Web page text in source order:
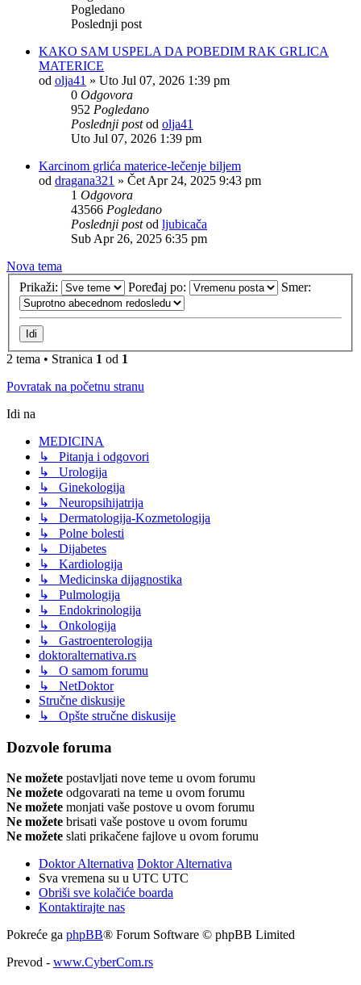
Pogledano
Poslednji post
KAKO SAM USPELA DA POBEDIM RAK GRLICA
MATERICE
od olja41 » Uto Jul 07, 2026 1:39 pm
0 Odgovora
952 Pogledano
Poslednji postod olja41
Uto Jul 07, 2026 1:39 pm
Karcinom grlića materice-lečenje biljem
od dragana321 » Čet Apr 24, 2025 9:43 pm
1 Odgovora
43566 Pogledano
Poslednji postod ljubicača
Sub Apr 26, 2025 6:35 pm
Nova tema
Prikaži:
Poređaj po: Smer:
2 tema • Stranica 1 od 1
Povratak na početnu stranu
Idi na
MEDICINA
↳ Pitanja i odgovori
↳ Urologija
↳ Ginekologija
↳ Neuropsihijatrija
↳ Dermatologija-Kozmetologija
↳ Polne bolesti
↳ Dijabetes
↳ Kardiologija
↳ Medicinska dijagnostika
↳ Pulmologija
↳ Endokrinologija
↳ Onkologija
↳ Gastroenterologija
doktoralternativa.rs
↳ O samom forumu
↳ NetDoktor
Stručne diskusije
↳ Opšte stručne diskusije
Dozvole foruma
Ne možete postavljati nove teme u ovom forumu
Ne možete odgovarati na teme u ovom forumu
Ne možete monjati vaše postove u ovom forumu
Ne možete brisati vaše postove u ovom forumu
Ne možete slati prikačene fajlove u ovom forumu
Doktor Alternativa Doktor Alternativa
Sva vremena su u UTC UTC
Obriši sve kolačiće boarda
Kontaktirajte nas
Pokreće ga phpBB® Forum Software © phpBB Limited
Prevod - www.CyberCom.rs